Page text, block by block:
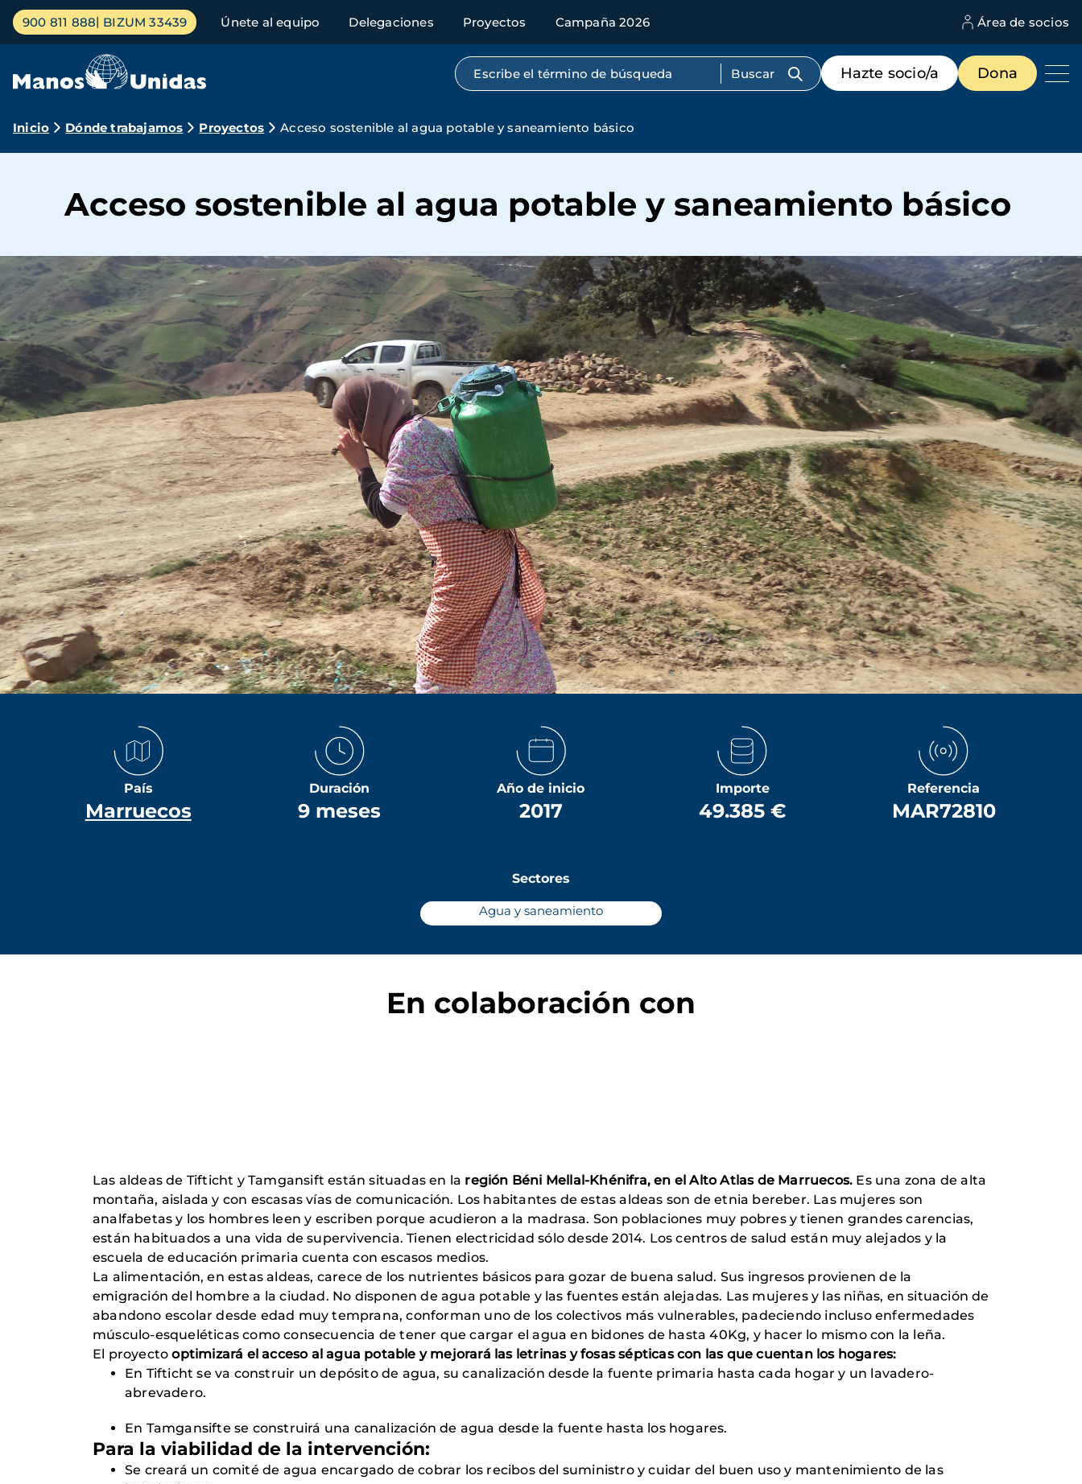
Pasar
contenido
Menú
principal
900 811 888 BIZUM 33439 Únete al equipo Delegaciones Proyectos Campaña 2026 Área de socios
Búsqueda por texto completo
Menú
de
destacados
Hazte socio/a Dona
Ruta
navegación
Inicio Dónde trabajamos Proyectos Acceso sostenible al agua potable y saneamiento básico
Acceso sostenible al agua potable y saneamiento básico
País
Marruecos
Duración
9 meses
Año de inicio
2017
Importe
49.385 €
Referencia
MAR72810
Sectores
Agua y saneamiento
En colaboración con
Las aldeas de Tifticht y Tamgansift están situadas en la región Béni Mellal-Khénifra, en el Alto Atlas de Marruecos. Es una zona de alta
montaña, aislada y con escasas vías de comunicación. Los habitantes de estas aldeas son de etnia bereber. Las mujeres son
analfabetas y los hombres leen y escriben porque acudieron a la madrasa. Son poblaciones muy pobres y tienen grandes carencias,
están habituados a una vida de supervivencia. Tienen electricidad sólo desde 2014. Los centros de salud están muy alejados y la
escuela de educación primaria cuenta con escasos medios.
La alimentación, en estas aldeas, carece de los nutrientes básicos para gozar de buena salud. Sus ingresos provienen de la
emigración del hombre a la ciudad. No disponen de agua potable y las fuentes están alejadas. Las mujeres y las niñas, en situación de
abandono escolar desde edad muy temprana, conforman uno de los colectivos más vulnerables, padeciendo incluso enfermedades
músculo-esqueléticas como consecuencia de tener que cargar el agua en bidones de hasta 40Kg, y hacer lo mismo con la leña.
El proyectooptimizará el acceso al agua potable y mejorará las letrinas y fosas sépticas con las que cuentan los hogares:
En Tifticht se va construir un depósito de agua, su canalización desde la fuente primaria hasta cada hogar y un lavadero-
abrevadero.
En Tamgansifte se construirá una canalización de agua desde la fuente hasta los hogares.
Para la viabilidad de la intervención:
Se creará un comité de agua encargado de cobrar los recibos del suministro y cuidar del buen uso y mantenimiento de las